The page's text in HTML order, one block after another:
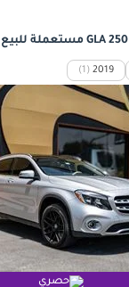
2019
(1)
حصري